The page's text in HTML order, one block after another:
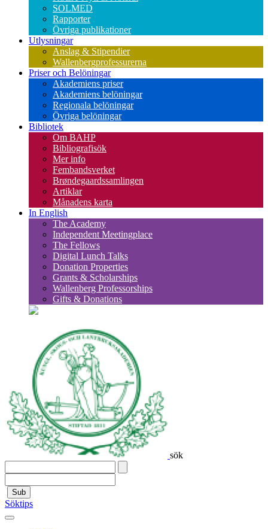
SOLMED
Rapporter
Övriga publikationer
Utlysningar
Anslag & Stipendier
Wallenbergprofessurerna
Priser och Belöningar
Akademiens priser
Akademiens belöningar
Regionala belöningar
Övriga belöningar
Bibliotek
Om BAHP
Bibliografisök
Mer info
Fembandsverket
Brøndegaardssamlingen
Artiklar
Månadens karta
In English
The Academy
Independent Meetingplace
The Fellows
Digital Lunch Talks
Donation Properties
Grants & Scholarships
Wallenberg Professorships
Gifts & Donations
sök
Sub
Söktips